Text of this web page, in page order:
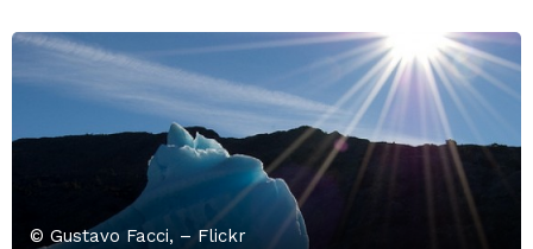
© Gustavo Facci, – Flickr